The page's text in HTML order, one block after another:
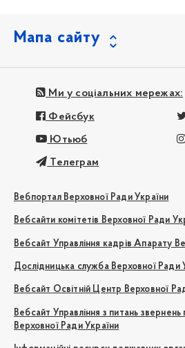
Мапа сайту
Ми у соціальних мережах:
Фейсбук
Ютьюб
Телеграм
Вебпортал Верховної Ради України
Вебсайти комітетів Верховної Ради
Вебсайт Управління кадрів Апарату
Дослідницька служба Верховної Ради
Вебсайт Освітній Центр Верховної
Вебсайт Управління з питань
Верховної Ради України